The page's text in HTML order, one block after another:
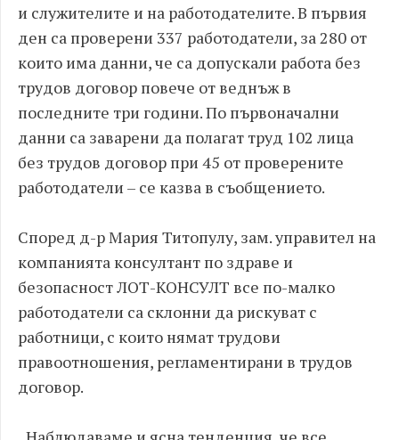
и служителите и на работодателите. В първия
ден са проверени 337 работодатели, за 280 от
които има данни, че са допускали работа без
трудов договор повече от веднъж в
последните три години. По първоначални
данни са заварени да полагат труд 102 лица
без трудов договор при 45 от проверените
работодатели – се казва в съобщението.
Според д-р Мария Титопулу, зам. управител на
компанията консултант по здраве и
безопасност ЛОТ-КОНСУЛТ все по-малко
работодатели са склонни да рискуват с
работници, с които нямат трудови
правоотношения, регламентирани в трудов
договор.